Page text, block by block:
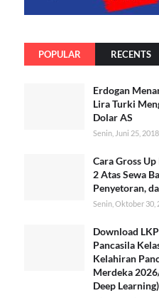
POPULAR RECENTS
Erdogan
Lira Turki
Dolar AS
Senin, Juni 25, 2018
Cara Gross
2 Atas Sewa
Penyetoran,
Senin, Oktober 30,
Download
Pancasila
Kelahiran
Merdeka
Deep